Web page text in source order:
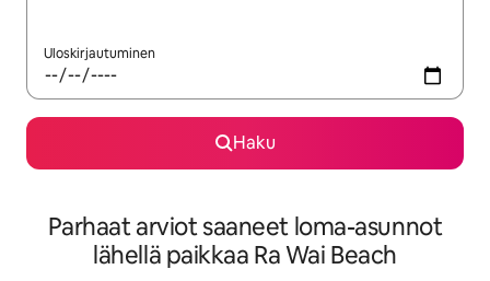
Uloskirjautuminen
Haku
Parhaat arviot saaneet loma-asunnot
lähellä paikkaa Ra Wai Beach